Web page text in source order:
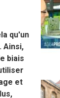
qu'un
Ainsi,
biais
et